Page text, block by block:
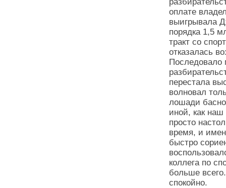
оплате
выигрывала
порядка 1,5
тракт со
отказалась
Последовало
перестала
волновал
лошади
иной, как
просто
время, и
быстро
коллега по
больше
спокойно.